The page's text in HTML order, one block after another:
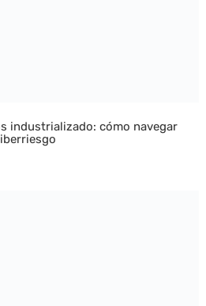
industrializado: cómo navegar